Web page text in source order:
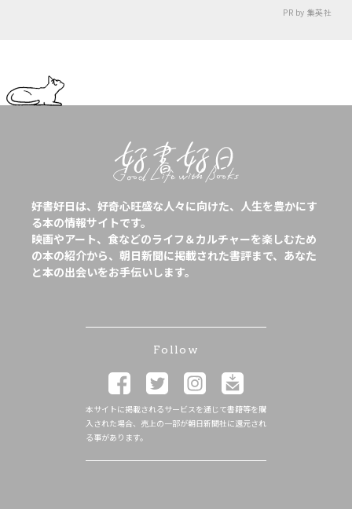
PR by 集英社
好書好日は、好奇心旺盛な人々に向けた、人生を豊かにす
る本の情報サイトです。
映画やアート、食などのライフ＆カルチャーを楽しむため
の本の紹介から、朝日新聞に掲載された書評まで、あなた
と本の出会いをお手伝いします。
Follow
本サイトに掲載されるサービスを通じて書籍等を購
入された場合、売上の一部が朝日新聞社に還元され
る事があります。